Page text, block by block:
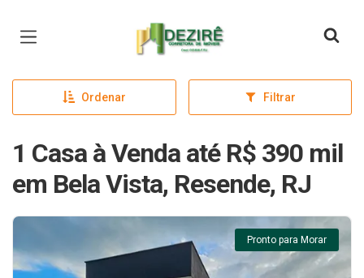
Página inicial
Ordenar Filtrar
1 Casa à Venda até R$ 390 mil
em Bela Vista, Resende, RJ
Pronto para Morar